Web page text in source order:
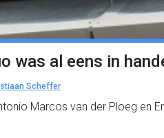
was al eens in
Scheffer
Marcos van der Ploeg en